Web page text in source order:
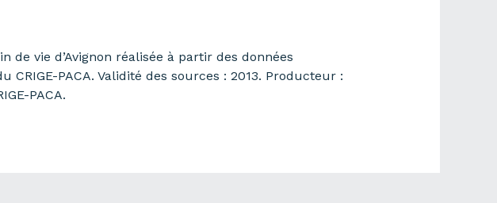
de vie d’Avignon réalisée à partir des données
PACA. Validité des sources : 2013. Producteur :
PACA.